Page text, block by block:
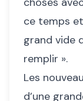
ce temps
grand vide
remplir ».
Les
d’une